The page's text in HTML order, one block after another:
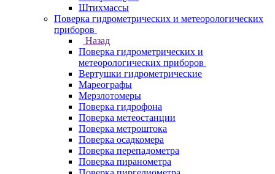
Штихмассы
Поверка гидрометрических и метеорологических
приборов
Назад
Поверка гидрометрических и
метеорологических приборов
Вертушки гидрометрические
Мареографы
Мерзлотомеры
Поверка гидрофона
Поверка метеостанции
Поверка метроштока
Поверка осадкомера
Поверка перепадометра
Поверка пиранометра